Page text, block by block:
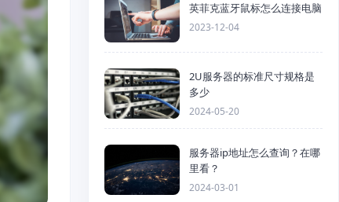
英菲克蓝牙鼠标怎么连接电脑
2023-12-04
2U服务器的标准尺寸规格是
多少
2024-05-20
服务器ip地址怎么查询？在哪
里看？
2024-03-01